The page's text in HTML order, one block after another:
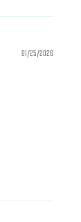
01/25/2026